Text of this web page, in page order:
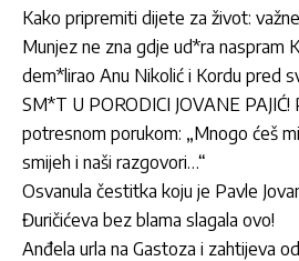
Kako pripremiti dijete za život:
Munjez ne zna gdje ud*ra naspram
dem*lirao Anu Nikolić i Kordu pred
SM*T U PORODICI JOVANE PAJIĆ!
potresnom porukom: „Mnogo ćeš
smijeh i naši razgovori…“
Osvanula čestitka koju je Pavle
Đuričićeva bez blama slagala ovo!
Anđela urla na Gastoza i zahtijeva